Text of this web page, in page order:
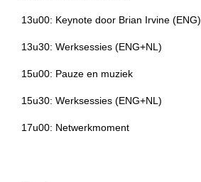
13u00: Keynote door Brian Irvine (ENG)
13u30: Werksessies (ENG+NL)
15u00: Pauze en muziek
15u30: Werksessies (ENG+NL)
17u00: Netwerkmoment